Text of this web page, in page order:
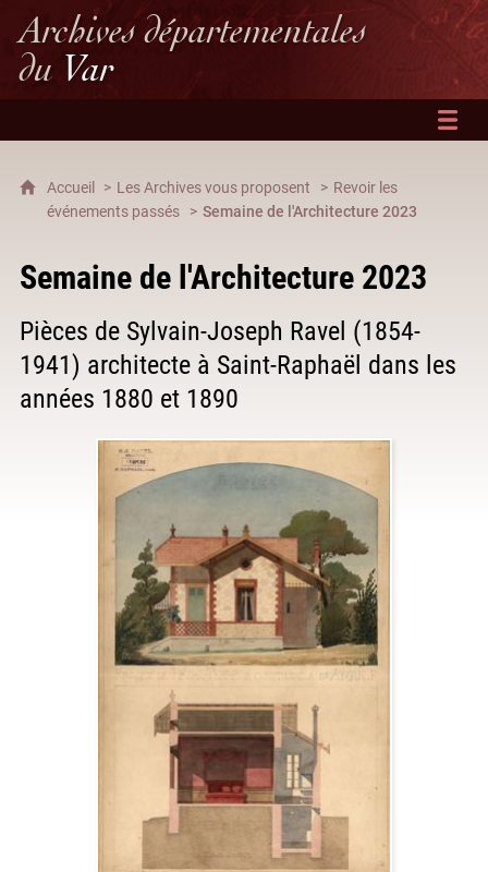
Archives départementales
du Var
Accueil Les Archives vous proposent
Revoir les
événements passés
Semaine de l'Architecture 2023
Semaine de l'Architecture 2023
Pièces de Sylvain-Joseph Ravel (1854-
1941) architecte à Saint-Raphaël dans les
années 1880 et 1890